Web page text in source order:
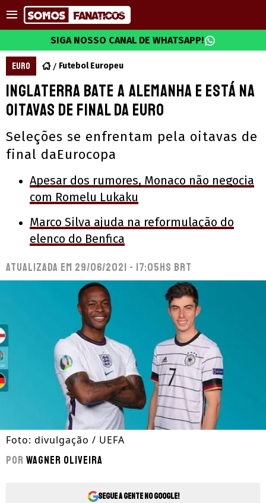
SIGA NOSSO CANAL DE WHATSAPP!
EURO Futebol Europeu
Inglaterra bate a Alemanha e está na
oitavas de final da Euro
Seleções se enfrentam pela oitavas de
final daEurocopa
Apesar dos rumores, Monaco não negocia
com Romelu Lukaku
Marco Silva ajuda na reformulação do
elenco do Benfica
Atualizada em 29/06/2021 - 17:05hs BRT
Foto: divulgação / UEFA
Por Wagner Oliveira
Segue a gente no Google!